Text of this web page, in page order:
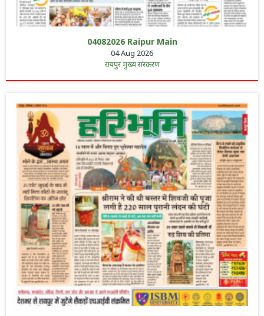
04082026 Raipur Main
04 Aug 2026
रायपुर मुख्य संस्करण